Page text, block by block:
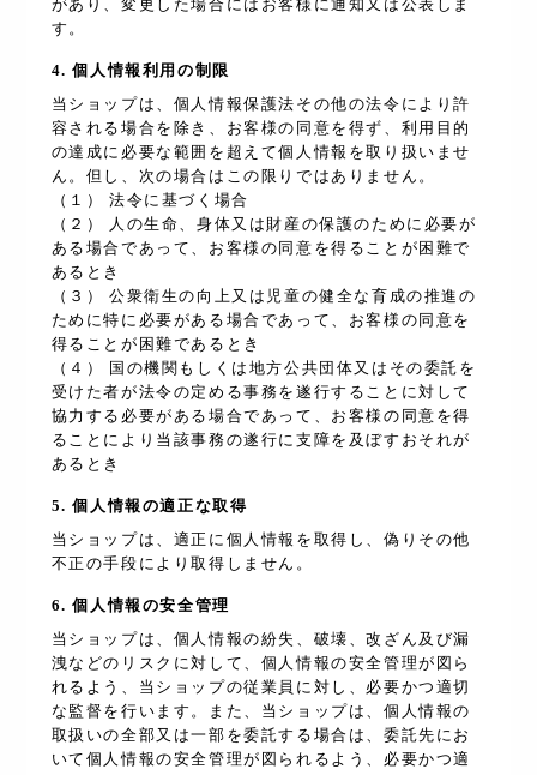
があり、変更した場合にはお客様に通知又は公表しま
す。
4. 個人情報利用の制限
当ショップは、個人情報保護法その他の法令により許
容される場合を除き、お客様の同意を得ず、利用目的
の達成に必要な範囲を超えて個人情報を取り扱いませ
ん。但し、次の場合はこの限りではありません。
（１） 法令に基づく場合
（２） 人の生命、身体又は財産の保護のために必要が
ある場合であって、お客様の同意を得ることが困難で
あるとき
（３） 公衆衛生の向上又は児童の健全な育成の推進の
ために特に必要がある場合であって、お客様の同意を
得ることが困難であるとき
（４） 国の機関もしくは地方公共団体又はその委託を
受けた者が法令の定める事務を遂行することに対して
協力する必要がある場合であって、お客様の同意を得
ることにより当該事務の遂行に支障を及ぼすおそれが
あるとき
5. 個人情報の適正な取得
当ショップは、適正に個人情報を取得し、偽りその他
不正の手段により取得しません。
6. 個人情報の安全管理
当ショップは、個人情報の紛失、破壊、改ざん及び漏
洩などのリスクに対して、個人情報の安全管理が図ら
れるよう、当ショップの従業員に対し、必要かつ適切
な監督を行います。また、当ショップは、個人情報の
取扱いの全部又は一部を委託する場合は、委託先にお
いて個人情報の安全管理が図られるよう、必要かつ適